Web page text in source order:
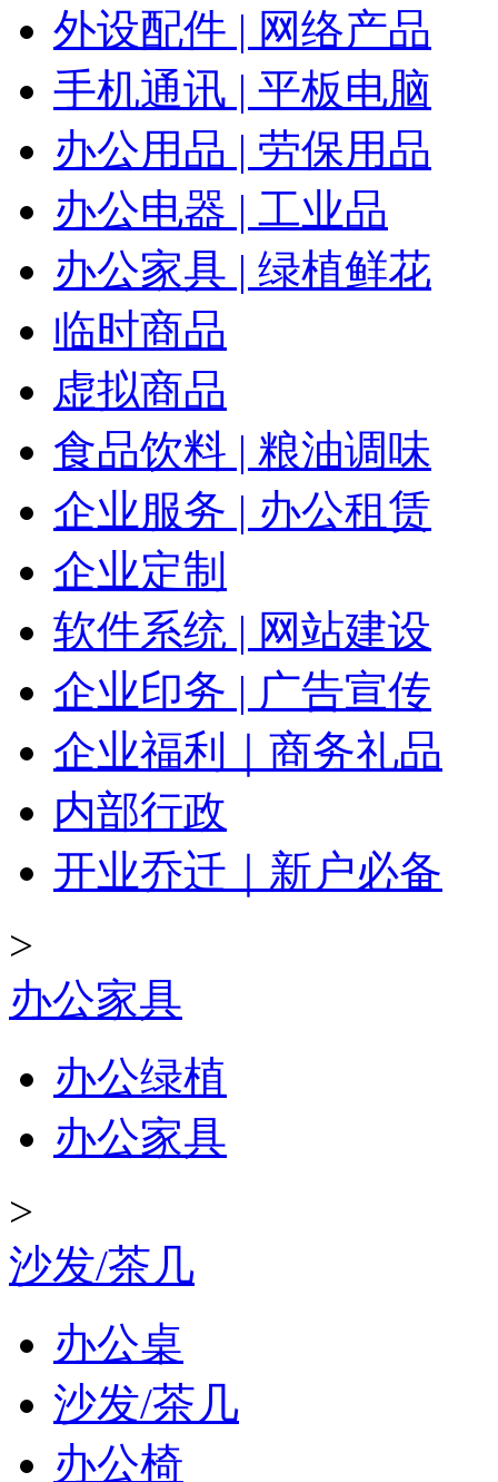
外设配件 | 网络产品
手机通讯 | 平板电脑
办公用品 | 劳保用品
办公电器 | 工业品
办公家具 | 绿植鲜花
临时商品
虚拟商品
食品饮料 | 粮油调味
企业服务 | 办公租赁
企业定制
软件系统 | 网站建设
企业印务 | 广告宣传
企业福利｜商务礼品
内部行政
开业乔迁｜新户必备
>
办公家具
办公绿植
办公家具
>
沙发/茶几
办公桌
沙发/茶几
办公椅